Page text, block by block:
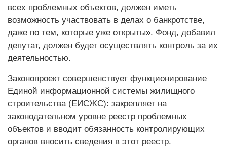
всех проблемных объектов, должен иметь
возможность участвовать в делах о банкротстве,
даже по тем, которые уже открыты». Фонд, добавил
депутат, должен будет осуществлять контроль за их
деятельностью.
Законопроект совершенствует функционирование
Единой информационной системы жилищного
строительства (ЕИСЖС): закрепляет на
законодательном уровне реестр проблемных
объектов и вводит обязанность контролирующих
органов вносить сведения в этот реестр.